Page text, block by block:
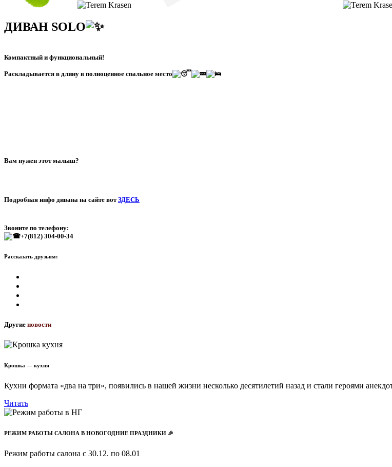
ДИВАН SOLO
Компактный и функциональный!
Раскладывается в длину в полноценное спальное место
Вам нужен этот малыш?
Подробная инфо дивана на сайте вотЗДЕСЬ
Звоните по телефону:
+7(812) 304-00-34
Рассказать друзьям:
Другие новости
Крошка — кухня
Кухни формата «два на три», появились в нашей жизни несколько десятилетий назад и стали героями
Читать
РЕЖИМ РАБОТЫ САЛОНА В НОВОГОДНИЕ ПРАЗДНИКИ 🎉
Режим работы салона с 30.12. по 08.01